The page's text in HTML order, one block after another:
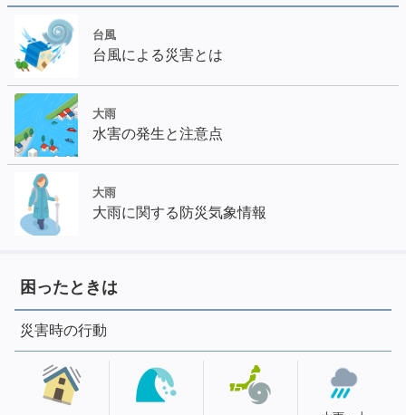
台風
台風による災害とは
大雨
水害の発生と注意点
大雨
大雨に関する防災気象情報
困ったときは
災害時の行動